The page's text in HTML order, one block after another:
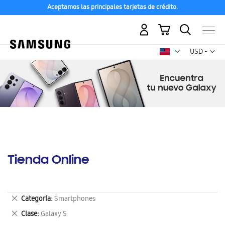
Aceptamos las principales tarjetas de crédito.
USD -
dólar
Mi carrito
Tienda Online
Categoría Smartphones
Eliminar
este
artículo
Clase Galaxy S
Eliminar